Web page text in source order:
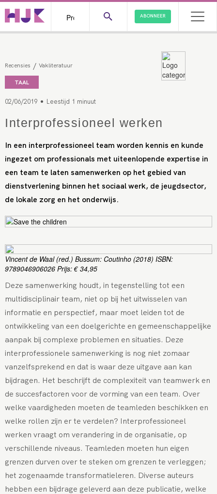
ABONNEER
Recensies / Vakliteratuur
TAAL
02/06/2019 • Leestijd 1 minuut
Interprofessioneel werken
In een interprofessioneel team worden kennis en kunde
ingezet om professionals met uiteenlopende expertise in
een team te laten samenwerken op het gebied van
dienstverlening binnen het sociaal werk, de jeugdsector,
de lokale zorg en het onderwijs.
Vincent de Waal (red.) Bussum: Coutinho (2018) ISBN:
9789046906026 Prijs: € 34,95
Deze samenwerking houdt, in tegenstelling tot een
multidisciplinair team, niet op bij het uitwisselen van
informatie en perspectief, maar moet leiden tot de
ontwikkeling van een doelgerichte en gemeenschappelijke
aanpak bij complexe problemen en situaties. Deze
interprofessionele samenwerking is nog niet zomaar
vanzelfsprekend en dat is waar deze uitgave aan kan
bijdragen. Het beschrijft de complexiteit van teamwerk en
de succesfactoren voor de vorming van een team. Over
welke vaardigheden moeten de teamleden beschikken en
welke rollen zijn er te verdelen? Interprofessioneel
werken vraagt om verandering in de organisatie, op
verschillende niveaus. Teamleden moeten hun eigen
grenzen durven over te steken om grenzen te verleggen;
het zogenaamde transformatieleren. Diverse auteurs
hebben een bijdrage geleverd aan deze publicatie, welke